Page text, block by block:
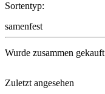
Sortentyp:
samenfest
Wurde zusammen gekauft
Zuletzt angesehen